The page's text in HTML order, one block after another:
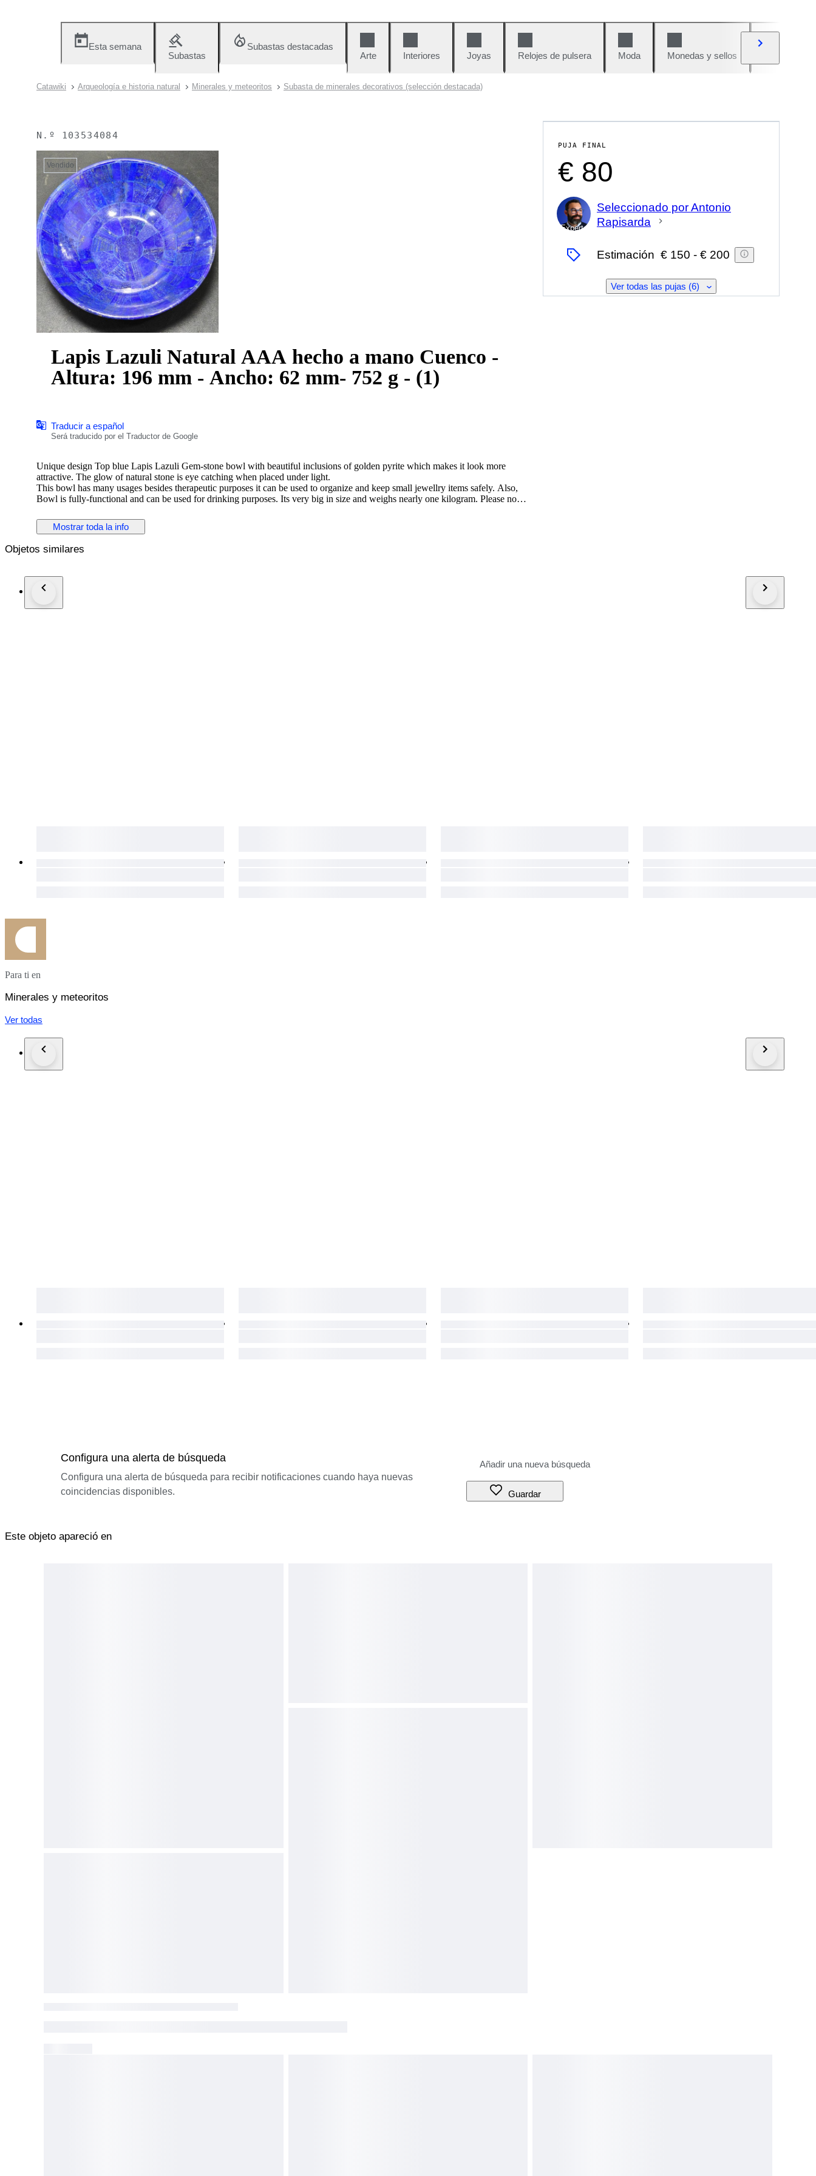
Esta semana
Subastas
Subastas destacadas
Arte
Interiores Joyas Relojes de pulsera Moda Monedas y sellos
Catawiki Arqueología e historia natural Minerales y meteoritos Subasta de minerales decorativos (selección destacada)
N.º 103534084
Vendido
Lapis Lazuli Natural AAA hecho a mano Cuenco -
Altura: 196 mm - Ancho: 62 mm- 752 g - (1)
Traducir a español
Será traducido por el Traductor de Google
Unique design Top blue Lapis Lazuli Gem-stone bowl with beautiful inclusions of golden pyrite which makes it look more
attractive. The glow of natural stone is eye catching when placed under light.
This bowl has many usages besides therapeutic purposes it can be used to organize and keep small jewellry items safely. Also,
Bowl is fully-functional and can be used for drinking purposes. Its very big in size and weighs nearly one kilogram. Please note
Weight: 752 Gram
Colour: Top Blue with Golden pyrite
Registered shipping with track and trace, Fast & Quick
Mostrar toda la info
PUJA FINAL
€ 80
Experto
Seleccionado por Antonio
Rapisarda
Estimación € 150 - € 200
Ver todas las pujas (6)
Objetos similares
Para ti en
Minerales y meteoritos
Ver todas
Configura una alerta de búsqueda
Configura una alerta de búsqueda para recibir notificaciones cuando haya nuevas
coincidencias disponibles.
Guardar
Este objeto apareció en